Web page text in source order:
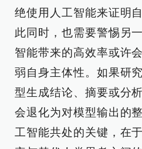
绝使用人工智能来证明
此同时，也需要警惕另
智能带来的高效率或许
弱自身主体性。如果研
型生成结论、摘要或分
会退化为对模型输出的
工智能共处的关键，在